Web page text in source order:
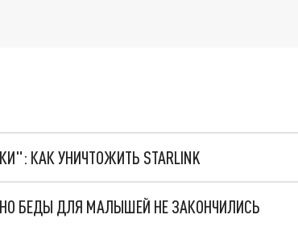
КАК УНИЧТОЖИТЬ STARLINK
БЕДЫ ДЛЯ МАЛЫШЕЙ НЕ ЗАКОНЧИЛИСЬ